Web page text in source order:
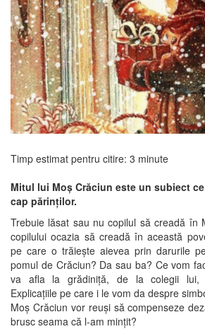
Timp estimat pentru citire: 3 minute
Mitul lui Moș Crăciun este un subiect
cap părinților.
Trebuie lăsat sau nu copilul să creadă în
copilului ocazia să creadă în această
pe care o trăiește aievea prin darurile
pomul de Crăciun? Da sau ba? Ce vom
va afla la grădiniță, de la colegii lui,
Explicațiile pe care i le vom da despre
Moș Crăciun vor reuși să compenseze
brusc seama că l-am mințit?